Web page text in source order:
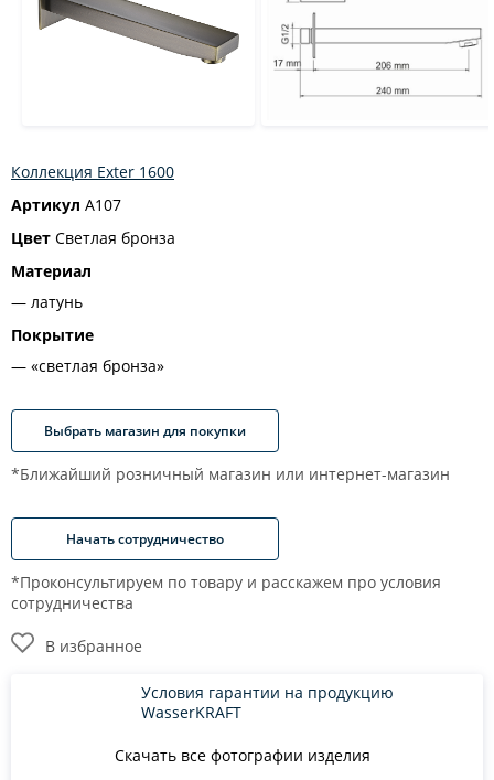
Коллекция Exter 1600
Артикул A107
Цвет Светлая бронза
Материал
латунь
Покрытие
«светлая бронза»
Выбрать магазин для покупки
*Ближайший розничный магазин или интернет-магазин
Начать сотрудничество
*Проконсультируем по товару и расскажем про условия
сотрудничества
В избранное
Скачать все фотографии изделия
Условия гарантии на продукцию
WasserKRAFT